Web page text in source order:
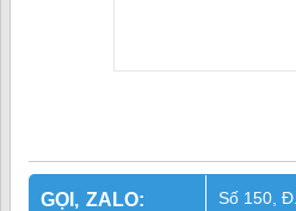
GỌI, ZALO:
Số 150,